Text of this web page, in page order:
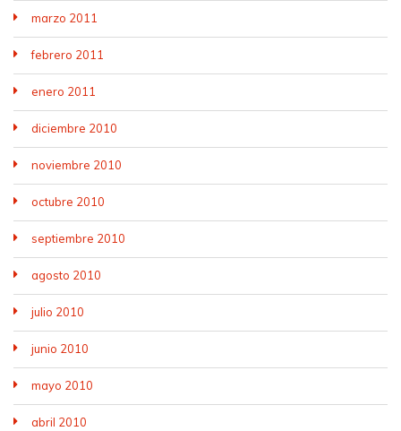
marzo 2011
febrero 2011
enero 2011
diciembre 2010
noviembre 2010
octubre 2010
septiembre 2010
agosto 2010
julio 2010
junio 2010
mayo 2010
abril 2010